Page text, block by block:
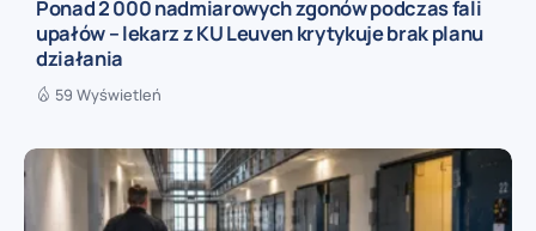
Ponad 2 000 nadmiarowych zgonów podczas fali
upałów – lekarz z KU Leuven krytykuje brak planu
działania
59 Wyświetleń